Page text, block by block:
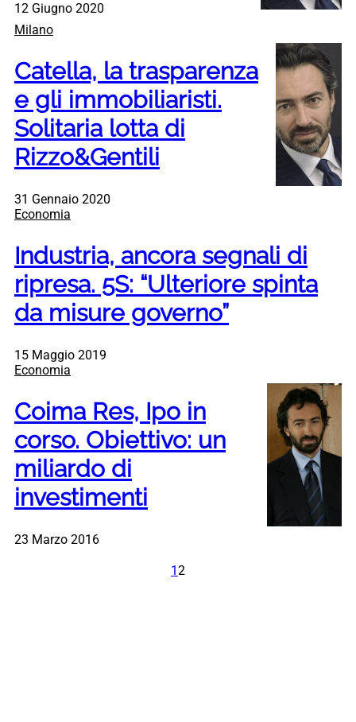
12 Giugno 2020
Milano
Catella, la trasparenza
e gli immobiliaristi.
Solitaria lotta di
Rizzo&Gentili
31 Gennaio 2020
Economia
Industria, ancora segnali di
ripresa. 5S: “Ulteriore spinta
da misure governo”
15 Maggio 2019
Economia
Coima Res, Ipo in
corso. Obiettivo: un
miliardo di
investimenti
23 Marzo 2016
12